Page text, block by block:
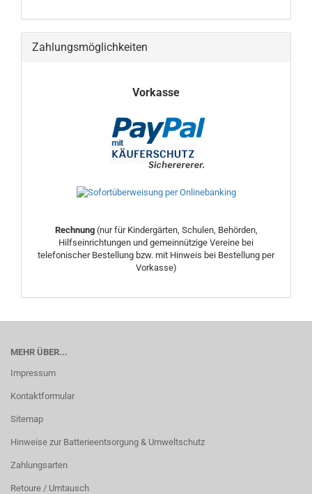
Zahlungsmöglichkeiten
Vorkasse
Rechnung (nur für Kindergärten, Schulen, Behörden,
Hilfseinrichtungen und gemeinnützige Vereine bei
telefonischer Bestellung bzw. mit Hinweis bei Bestellung per
Vorkasse)
MEHR ÜBER...
Impressum
Kontaktformular
Sitemap
Hinweise zur Batterieentsorgung & Umweltschutz
Zahlungsarten
Retoure / Umtausch